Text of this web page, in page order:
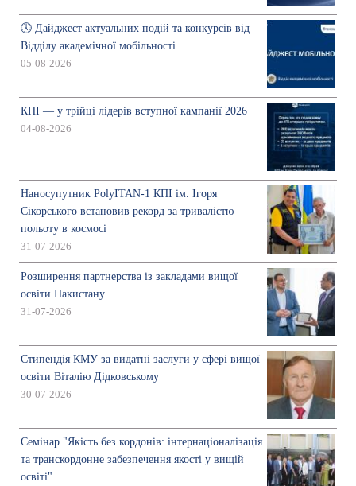
🕔 Дайджест актуальних подій та конкурсів від
Відділу академічної мобільності
05-08-2026
КПІ — у трійці лідерів вступної кампанії 2026
04-08-2026
Наносупутник PolyITAN-1 КПІ ім. Ігоря
Сікорського встановив рекорд за тривалістю
польоту в космосі
31-07-2026
Розширення партнерства із закладами вищої
освіти Пакистану
31-07-2026
Стипендія КМУ за видатні заслуги у сфері вищої
освіти Віталію Дідковському
30-07-2026
Семінар "Якість без кордонів: інтернаціоналізація
та транскордонне забезпечення якості у вищій
освіті"